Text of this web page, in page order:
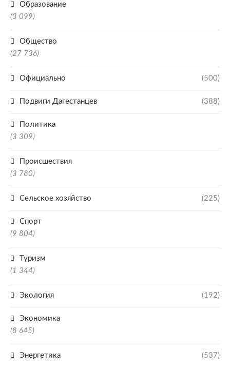
Образование
(3 099)
Общество
(27 736)
Официально (500)
Подвиги Дагестанцев (388)
Политика
(3 309)
Происшествия
(3 780)
Сельское хозяйство (225)
Спорт
(9 804)
Туризм
(1 344)
Экология (192)
Экономика
(8 645)
Энергетика (537)